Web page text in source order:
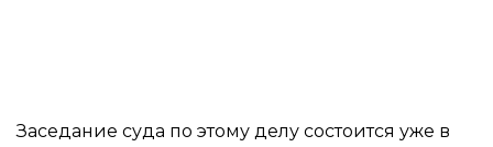
Заседание суда по этому делу состоится уже в